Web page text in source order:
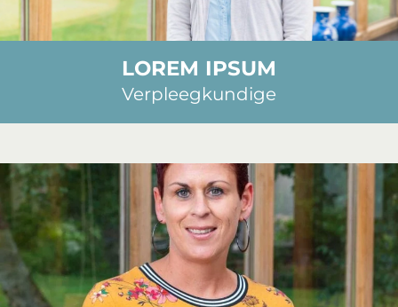
LOREM IPSUM
Verpleegkundige